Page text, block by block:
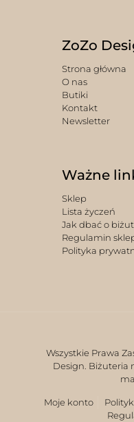
ZoZo
Strona główna
O nas
Butiki
Kontakt
Newsletter
Ważne
Sklep
Lista życzeń
Jak dbać o
Regulamin
Polityka
Wszystkie Prawa
Design. Biżuteria
Moje konto